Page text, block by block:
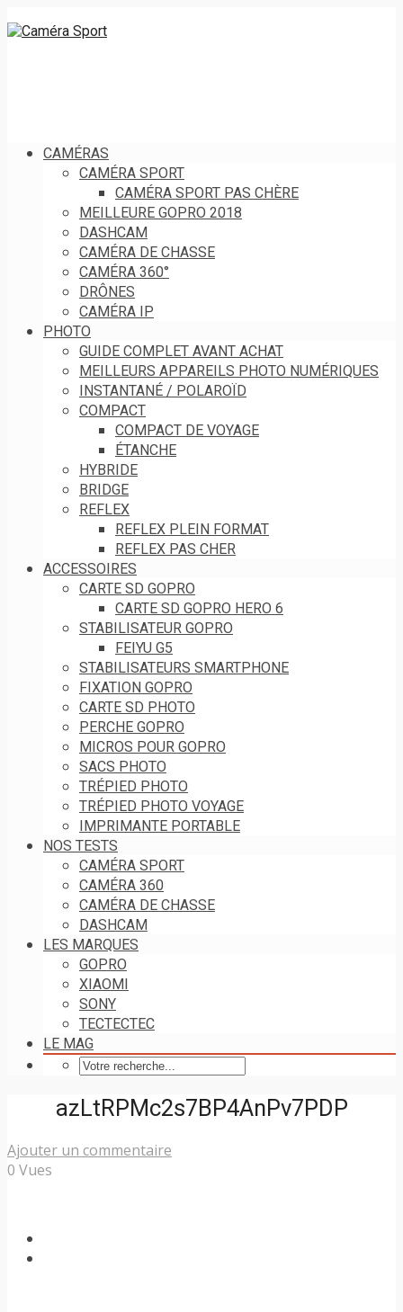
CAMÉRAS
CAMÉRA SPORT
CAMÉRA SPORT PAS CHÈRE
MEILLEURE GOPRO 2018
DASHCAM
CAMÉRA DE CHASSE
CAMÉRA 360°
DRÔNES
CAMÉRA IP
PHOTO
GUIDE COMPLET AVANT ACHAT
MEILLEURS APPAREILS PHOTO NUMÉRIQUES
INSTANTANÉ / POLAROÏD
COMPACT
COMPACT DE VOYAGE
ÉTANCHE
HYBRIDE
BRIDGE
REFLEX
REFLEX PLEIN FORMAT
REFLEX PAS CHER
ACCESSOIRES
CARTE SD GOPRO
CARTE SD GOPRO HERO 6
STABILISATEUR GOPRO
FEIYU G5
STABILISATEURS SMARTPHONE
FIXATION GOPRO
CARTE SD PHOTO
PERCHE GOPRO
MICROS POUR GOPRO
SACS PHOTO
TRÉPIED PHOTO
TRÉPIED PHOTO VOYAGE
IMPRIMANTE PORTABLE
NOS TESTS
CAMÉRA SPORT
CAMÉRA 360
CAMÉRA DE CHASSE
DASHCAM
LES MARQUES
GOPRO
XIAOMI
SONY
TECTECTEC
LE MAG
azLtRPMc2s7BP4AnPv7PDP
Ajouter un commentaire
0 Vues